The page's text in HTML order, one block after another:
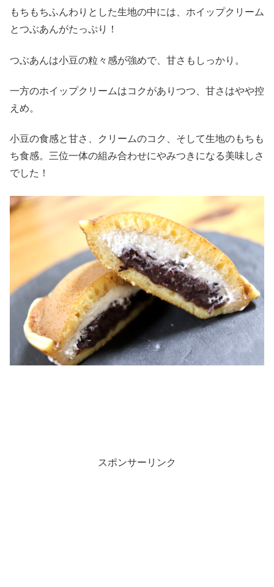
もちもちふんわりとした生地の中には、ホイップクリーム
とつぶあんがたっぷり！
つぶあんは小豆の粒々感が強めで、甘さもしっかり。
一方のホイップクリームはコクがありつつ、甘さはやや控
えめ。
小豆の食感と甘さ、クリームのコク、そして生地のもちも
ち食感。三位一体の組み合わせにやみつきになる美味しさ
でした！
スポンサーリンク